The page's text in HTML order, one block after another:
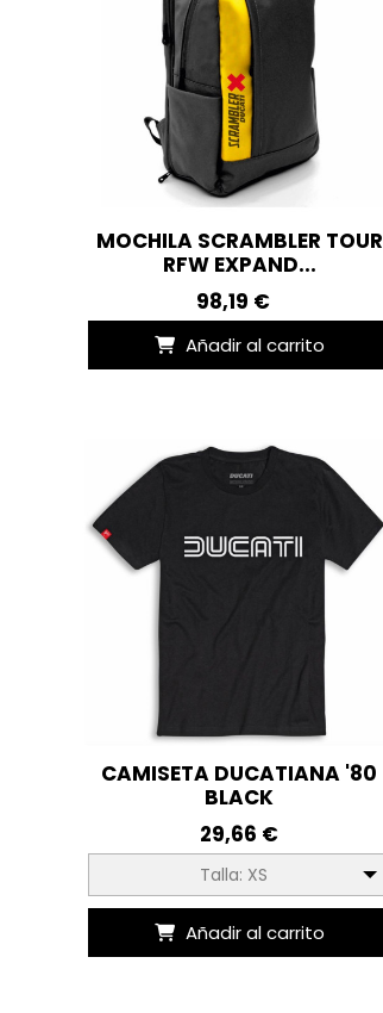
MOCHILA SCRAMBLER TOUR
RFW EXPAND...
98,19 €
Añadir al carrito
CAMISETA DUCATIANA '80
BLACK
29,66 €
Talla: XS
Añadir al carrito